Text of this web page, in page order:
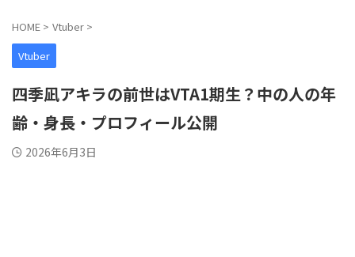
HOME > Vtuber >
Vtuber
四季凪アキラの前世はVTA1期生？中の人の年
齢・身長・プロフィール公開
2026年6月3日